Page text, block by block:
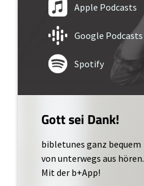
Apple Podcasts
Google Podcasts
Spotify
Gott sei Dank!
bibletunes ganz bequem
von unterwegs aus hören.
Mit der b+App!